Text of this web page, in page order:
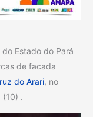
Estado do Pará
de facada
do Arari, no
(10) .